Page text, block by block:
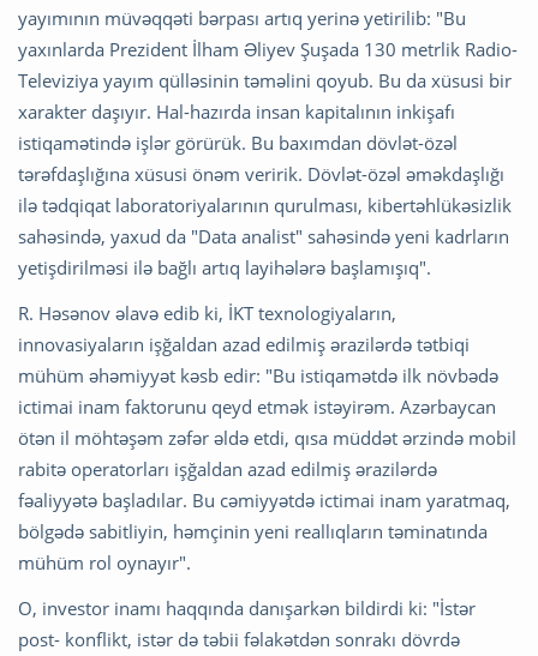
yayımının müvəqqəti bərpası artıq yerinə yetirilib: "Bu
yaxınlarda Prezident İlham Əliyev Şuşada 130 metrlik Radio-
Televiziya yayım qülləsinin təməlini qoyub. Bu da xüsusi bir
xarakter daşıyır. Hal-hazırda insan kapitalının inkişafı
istiqamətində işlər görürük. Bu baxımdan dövlət-özəl
tərəfdaşlığına xüsusi önəm veririk. Dövlət-özəl əməkdaşlığı
ilə tədqiqat laboratoriyalarının qurulması, kibertəhlükəsizlik
sahəsində, yaxud da "Data analist" sahəsində yeni kadrların
yetişdirilməsi ilə bağlı artıq layihələrə başlamışıq".
R. Həsənov əlavə edib ki, İKT texnologiyaların,
innovasiyaların işğaldan azad edilmiş ərazilərdə tətbiqi
mühüm əhəmiyyət kəsb edir: "Bu istiqamətdə ilk növbədə
ictimai inam faktorunu qeyd etmək istəyirəm. Azərbaycan
ötən il möhtəşəm zəfər əldə etdi, qısa müddət ərzində mobil
rabitə operatorları işğaldan azad edilmiş ərazilərdə
fəaliyyətə başladılar. Bu cəmiyyətdə ictimai inam yaratmaq,
bölgədə sabitliyin, həmçinin yeni reallıqların təminatında
mühüm rol oynayır".
O, investor inamı haqqında danışarkən bildirdi ki: "İstər
post- konflikt, istər də təbii fəlakətdən sonrakı dövrdə